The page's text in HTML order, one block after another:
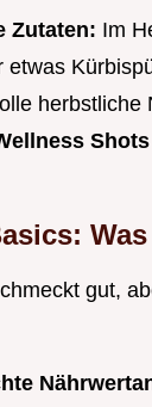
Zutaten: Im
etwas
herbstliche
gut,